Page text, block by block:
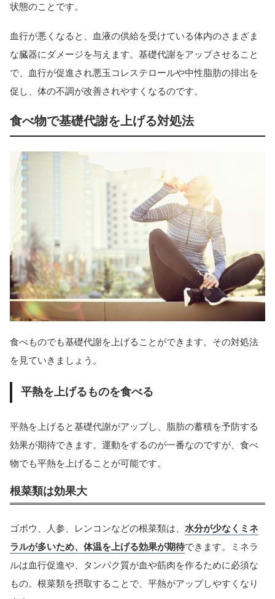
状態のことです。
血行が悪くなると、血液の供給を受けている体内のさまざま
な臓器にダメージを与えます。基礎代謝をアップさせること
で、血行が促進され悪玉コレステロールや中性脂肪の排出を
促し、体の不調が改善されやすくなるのです。
食べ物で基礎代謝を上げる対処法
食べものでも基礎代謝を上げることができます。その対処法
を見ていきましょう。
平熱を上げるものを食べる
平熱を上げると基礎代謝がアップし、脂肪の蓄積を予防する
効果が期待できます。運動をするのが一番なのですが、食べ
物でも平熱を上げることが可能です。
根菜類は効果大
ゴボウ、人参、レンコンなどの根菜類は、 水分が少なくミネ
ラルが多いため、体温を上げる効果が期待できます。ミネラ
ルは血行促進や、タンパク質が血や筋肉を作るために必須な
もの。根菜類を摂取することで、平熱がアップしやすくなり